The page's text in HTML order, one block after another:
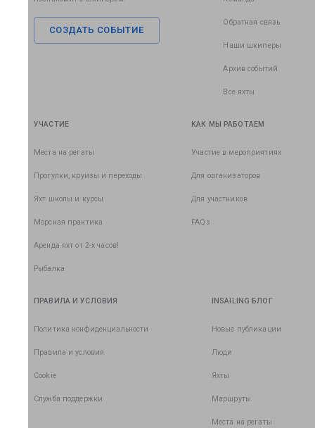
СОЗДАТЬ СОБЫТИЕ
Обратная связь
Наши шкиперы
Архив событий
Все яхты
УЧАСТИЕ
Места на регаты
Прогулки, круизы и переходы
Яхт школы и курсы
Морская практика
Аренда яхт от 2-х часов!
Рыбалка
КАК МЫ РАБОТАЕМ
Участие в мероприятиях
Для организаторов
Для участников
FAQs
ПРАВИЛА И УСЛОВИЯ
Политика конфиденциальности
Правила и условия
Cookie
Служба поддержки
INSAILING БЛОГ
Новые публикации
Люди
Яхты
Маршруты
Места на регаты